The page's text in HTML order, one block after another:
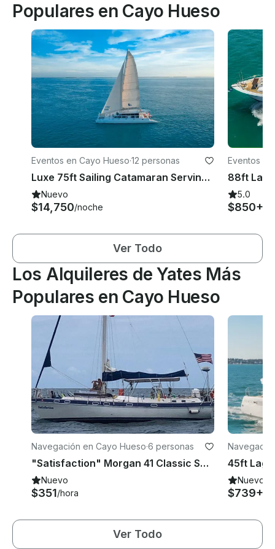
Populares en Cayo Hueso
Eventos en Cayo Hueso·12 personas
Luxe 75ft Sailing Catamaran Serving Key West & Miami Florida
Nuevo
$14,750/noche
Eventos
5.0
$850+
Ver Todo
Los Alquileres de Yates Más
Populares en Cayo Hueso
Navegación en Cayo Hueso·6 personas
"Satisfaction" Morgan 41 Classic Sailboat for Charter in Key West
Nuevo
$351/hora
Nuevo
$739+
Ver Todo